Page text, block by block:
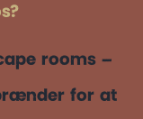
rooms –
for at